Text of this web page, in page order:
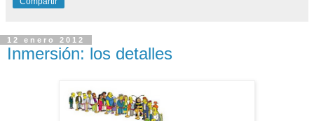
12 enero 2012
Inmersión: los detalles